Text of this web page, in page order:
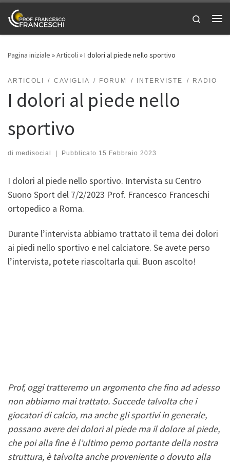
Passa al contenuto
Search
Pagina iniziale »Articoli »I dolori al piede nello sportivo
ARTICOLI CAVIGLIA FORUM INTERVISTE RADIO
I dolori al piede nello
sportivo
di medisocial | Pubblicato 15 Febbraio 2023
I dolori al piede nello sportivo. Intervista su Centro
Suono Sport del 7/2/2023 Prof. Francesco Franceschi
ortopedico a Roma.
Durante l’intervista abbiamo trattato il tema dei dolori
ai piedi nello sportivo e nel calciatore. Se avete perso
l’intervista, potete riascoltarla qui. Buon ascolto!
Prof, oggi tratteremo un argomento che fino ad adesso
non abbiamo mai trattato. Succede talvolta che i
giocatori di calcio, ma anche gli sportivi in generale,
possano avere dei dolori al piede ma il dolore al piede,
che poi alla fine è l’ultimo perno portante della nostra
struttura, è talvolta anche proveniente o dovuto alla